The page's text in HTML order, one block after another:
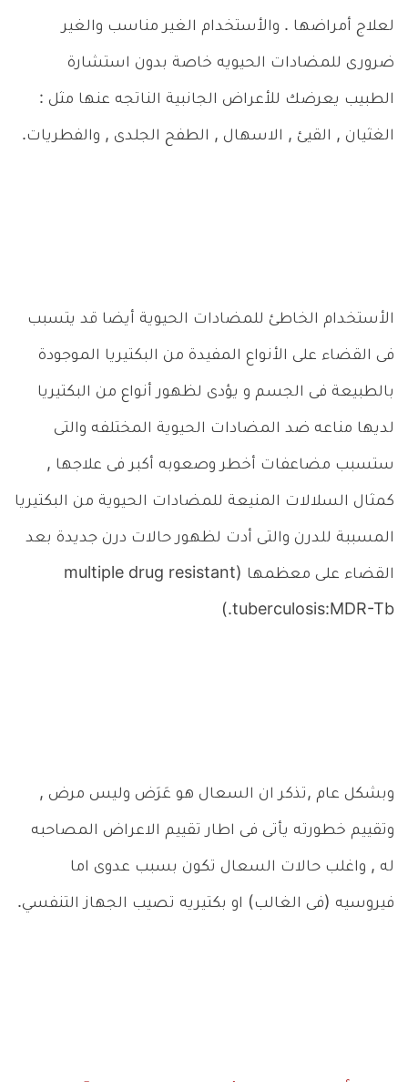
لعلاج أمراضها . والأستخدام الغير مناسب والغير
ضرورى للمضادات الحيويه خاصة بدون استشارة
الطبيب يعرضك للأعراض الجانبية الناتجه عنها مثل :
الغثيان , القيئ , الاسهال , الطفح الجلدى , والفطريات.
الأستخدام الخاطئ للمضادات الحيوية أيضا قد يتسبب
فى القضاء على الأنواع المفيدة من البكتيريا الموجودة
بالطبيعة فى الجسم و يؤدى لظهور أنواع من البكتيريا
لديها مناعه ضد المضادات الحيوية المختلفه والتى
ستسبب مضاعفات أخطر وصعوبه أكبر فى علاجها ,
كمثال السلالات المنيعة للمضادات الحيوية من البكتيريا
المسببة للدرن والتى أدت لظهور حالات درن جديدة بعد
القضاء على معظمها (multiple drug resistant
tuberculosis:MDR-Tb.)
وبشكل عام ,تذكر ان السعال هو عَرَض وليس مرض ,
وتقييم خطورته يأتى فى اطار تقييم الاعراض المصاحبه
له , واغلب حالات السعال تكون بسبب عدوى اما
فيروسيه (فى الغالب) او بكتيريه تصيب الجهاز التنفسي.